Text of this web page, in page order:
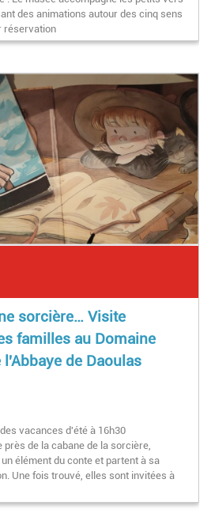
des animations autour des cinq sens
réservation
sorcière… Visite
familles au Domaine
de Daoulas
vacances d'été à 16h30
près de la cabane de la sorcière,
élément du conte et partent à sa
Une fois trouvé, elles sont invitées à